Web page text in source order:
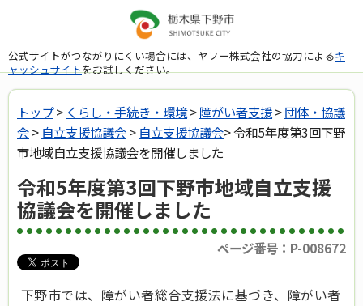
公式サイトがつながりにくい場合には、ヤフー株式会社の協力によるキ
ャッシュサイトをお試しください。
トップ> くらし・手続き・環境>障がい者支援>団体・協議
会> 自立支援協議会> 自立支援協議会> 令和5年度第3回下野
市地域自立支援協議会を開催しました
令和5年度第3回下野市地域自立支援
協議会を開催しました
ページ番号：P-008672
下野市では、障がい者総合支援法に基づき、障がい者